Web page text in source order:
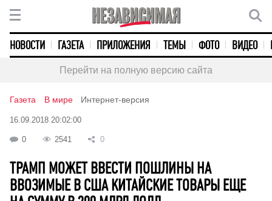
НОВОСТИ ГАЗЕТА ПРИЛОЖЕНИЯ ТЕМЫ ФОТО ВИДЕО
Перейти на полную версию сайта
Газета В мире Интернет-версия
16.09.2018 20:02:00
0 2541 0
ТРАМП МОЖЕТ ВВЕСТИ ПОШЛИНЫ НА
ВВОЗИМЫЕ В США КИТАЙСКИЕ ТОВАРЫ ЕЩЕ